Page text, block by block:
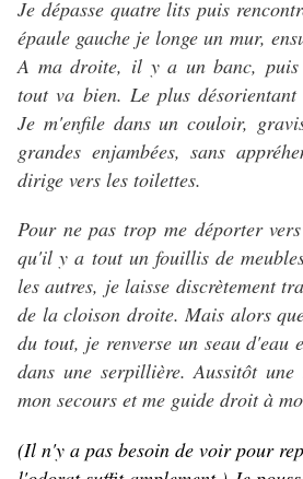
Je dépasse quatre lits puis
épaule gauche je longe un mur,
A ma droite, il y a un banc,
tout va bien. Le plus désorientant
Je m'enfile dans un couloir,
grandes enjambées, sans
dirige vers les toilettes.
Pour ne pas trop me déporter
qu'il y a tout un fouillis de
les autres, je laisse discrètement
de la cloison droite. Mais alors
du tout, je renverse un seau d'eau
dans une serpillière. Aussitôt
mon secours et me guide droit à
(Il n'y a pas besoin de voir pour